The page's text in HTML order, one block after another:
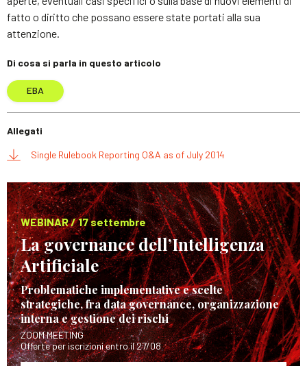
fatto o diritto che possano essere state portati alla sua
attenzione.
Di cosa si parla in questo articolo
EBA
Allegati
Single Rulebook Reporting Q&A as of July 2014
WEBINAR / 17 settembre
La governance dell’Intelligenza
Artificiale
Problematiche implementative e scelte
strategiche, fra data governance, organizzazione
interna e gestione dei rischi
ZOOM MEETING
Offerte per iscrizioni entro il 27/08